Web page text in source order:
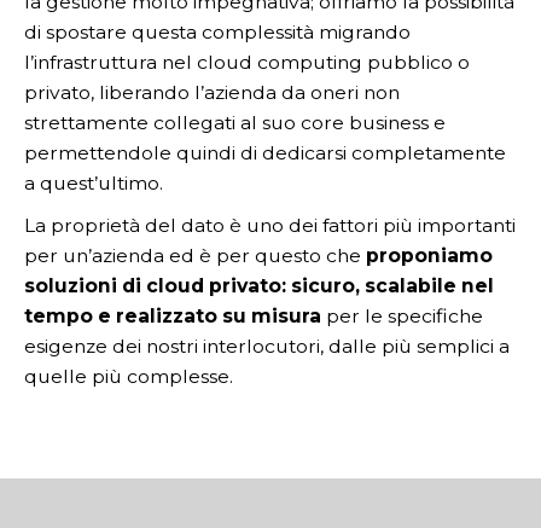
di spostare questa complessità migrando
l’infrastruttura nel cloud computing pubblico o
privato, liberando l’azienda da oneri non
strettamente collegati al suo core business e
permettendole quindi di dedicarsi completamente
a quest’ultimo.
La proprietà del dato è uno dei fattori più importanti
per un’azienda ed è per questo che proponiamo
soluzioni di cloud privato: sicuro, scalabile nel
tempo e realizzato su misura per le specifiche
esigenze dei nostri interlocutori, dalle più semplici a
quelle più complesse.